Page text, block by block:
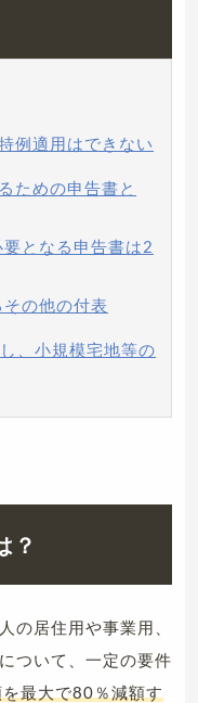
例適用はできない
ための申告書と
となる申告書は2
の他の付表
、小規模宅地等の
？
の居住用や事業用、
ついて、一定の要件
最大で80％減額す